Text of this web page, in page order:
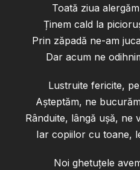
Toată ziua
Ținem cald la
Prin zăpadă ne-am
Dar acum ne
Lustruite fericite,
Așteptăm, ne
Rânduite, lângă ușă, ne
Iar copiilor cu toane,
Noi ghetuțele